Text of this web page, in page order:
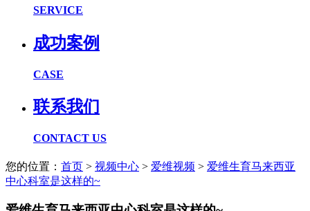
SERVICE
成功案例
CASE
联系我们
CONTACT US
您的位置： 首页 > 视频中心 > 爱维视频 > 爱维生育马来西亚
中心科室是这样的~